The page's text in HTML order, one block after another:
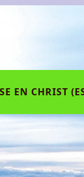
EN CHRIST